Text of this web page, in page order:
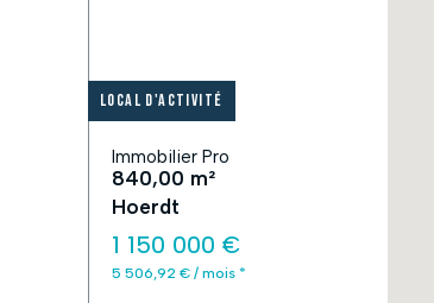
Local d'activité
Immobilier Pro
840,00 m²
Hoerdt
1 150 000 €
5 506,92 € / mois *